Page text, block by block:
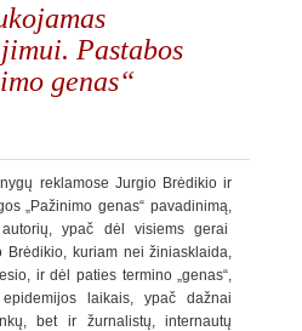
Pastabos
genas“
reklamose Jurgio Brėdikio ir
„Pažinimo genas“ pavadinimą,
ypač dėl visiems gerai
Brėdikio, kuriam nei žiniasklaida,
ir dėl paties termino „genas“,
laikais, ypač dažnai
bet ir žurnalistų, internautų